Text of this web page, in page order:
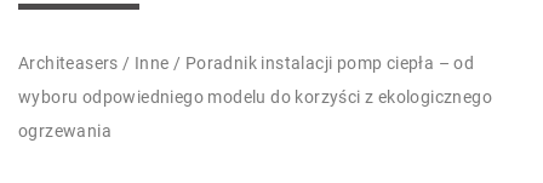
Architeasers / Inne / Poradnik instalacji pomp ciepła – od
wyboru odpowiedniego modelu do korzyści z ekologicznego
ogrzewania